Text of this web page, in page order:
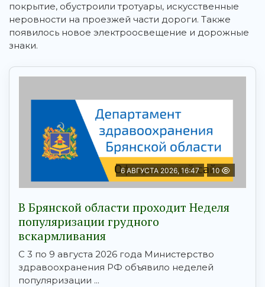
покрытие, обустроили тротуары, искусственные
неровности на проезжей части дороги. Также
появилось новое электроосвещение и дорожные
знаки.
6 АВГУСТА 2026, 16:47 10
В Брянской области проходит Неделя
популяризации грудного
вскармливания
С 3 по 9 августа 2026 года Министерство
здравоохранения РФ объявило неделей
популяризации ...